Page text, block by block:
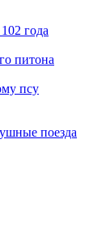
года
питона
псу
поезда